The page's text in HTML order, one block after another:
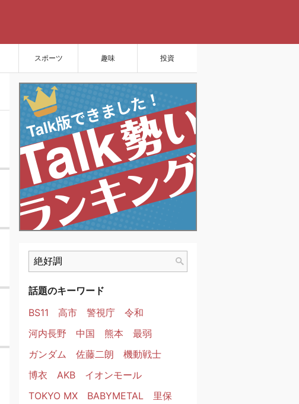
スポーツ 趣味 投資
話題のキーワード
BS11
高市 警視庁
令和
河内長野
中国 熊本
最弱
ガンダム
佐藤二朗
機動戦士
博衣
AKB
イオンモール
TOKYO MX
BABYMETAL
里保